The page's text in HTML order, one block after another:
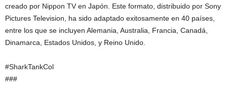
creado por Nippon TV en Japón. Este formato, distribuido por Sony
Pictures Television, ha sido adaptado exitosamente en 40 países,
entre los que se incluyen Alemania, Australia, Francia, Canadá,
Dinamarca, Estados Unidos, y Reino Unido.
#SharkTankCol
###